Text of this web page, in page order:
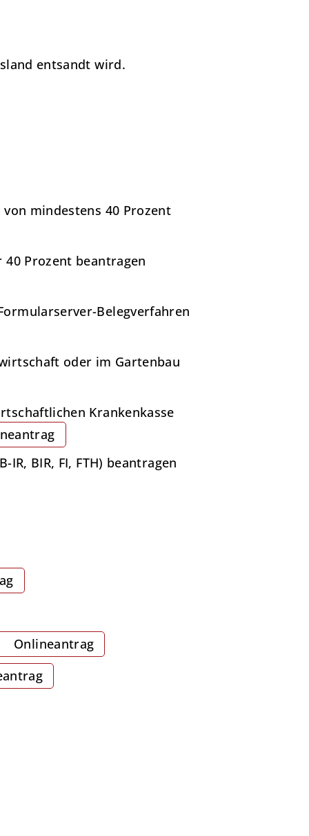
entsandt wird.
mindestens 40 Prozent
Prozent beantragen
Belegverfahren
oder im Gartenbau
Krankenkasse
BIR, FI, FTH) beantragen
Onlineantrag